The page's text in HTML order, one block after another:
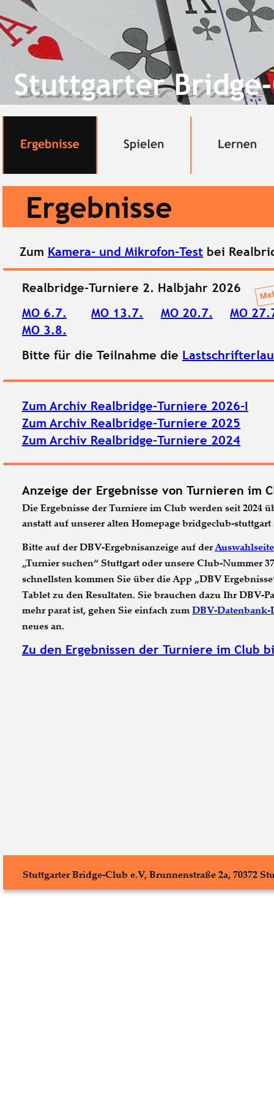
Ergebnisse
Stuttgarter Bridge-Club e.V, Brunnenstraße 2a, 70372
Realbridge-Turniere 2. Halbjahr 2026
MO 6.7.
MO 13.7. MO 20.7.
MO
MO 3.8.
Bitte für die Teilnahme die
Zum Archiv Realbridge-Turniere 2026-I
Zum Archiv Realbridge-Turniere 2025
Zum Archiv Realbridge-Turniere 2024
Anzeige der Ergebnisse von Turnieren im
Die Ergebnisse der Turniere im Club werden seit 2024
anstatt auf unserer alten Homepage bridgeclub-
Bitte auf der DBV-Ergebnisanzeige auf der
„Turnier suchen“ Stuttgart oder unsere Club-Nummer
schnellsten kommen Sie über die App „DBV
Tablet zu den Resultaten. Sie brauchen dazu Ihr DBV-
mehr parat ist, gehen Sie einfach zum DBV-Datenbank-
neues an.
Zu den Ergebnissen der Turniere im Club
Zum Kamera- und Mikrofon-Test bei